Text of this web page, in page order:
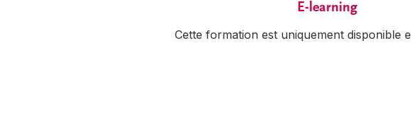
E-learning
Cette formation est uniquement disponible